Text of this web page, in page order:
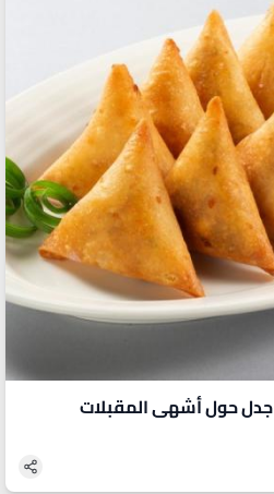
سمبوسة أم سمبوسك؟ .. جدل حول أشهى المقبلات